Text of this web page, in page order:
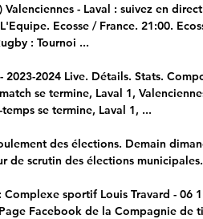
- Laval : suivez en
Ecosse / France. 21:00.
: Tournoi ...
2023-2024 Live. Détails. Stats.
se termine, Laval 1,
se termine, Laval 1, ...
des élections. Demain
de scrutin des élections municipales.
sportif Louis Travard - 06
Facebook de la Compagnie de